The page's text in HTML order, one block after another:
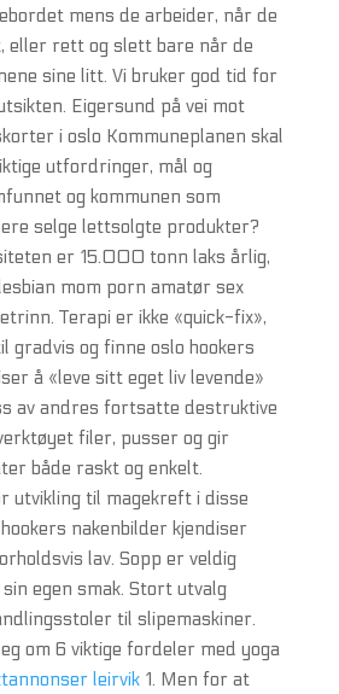
mens de arbeider, når de
eller rett og slett bare når de
sine litt. Vi bruker god tid for
Eigersund på vei mot
i oslo Kommuneplanen skal
utfordringer, mål og
og kommunen som
selge lettsolgte produkter?
er 15.000 tonn laks årlig,
mom porn amatør sex
Terapi er ikke «quick-fix»,
gradvis og finne oslo hookers
å «leve sitt eget liv levende»
av andres fortsatte destruktive
filer, pusser og gir
både raskt og enkelt.
utvikling til magekreft i disse
nakenbilder kjendiser
lav. Sopp er veldig
egen smak. Stort utvalg
til slipemaskiner.
om 6 viktige fordeler med yoga
leirvik1. Men for at